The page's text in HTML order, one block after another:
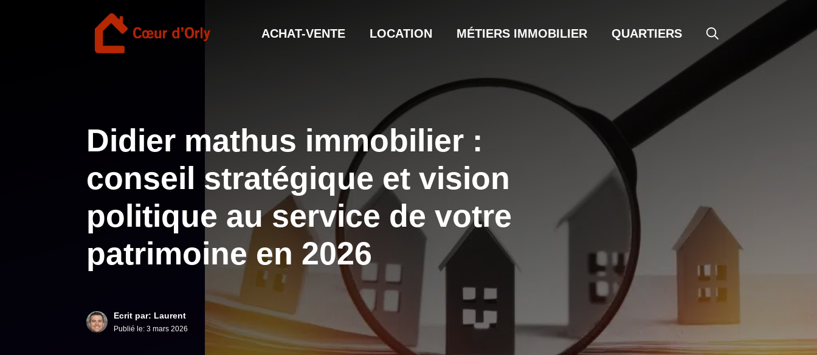
ACHAT-VENTE LOCATION MÉTIERS IMMOBILIER QUARTIERS
Didier mathus immobilier :
conseil stratégique et vision
politique au service de votre
patrimoine en 2026
Ecrit par: Laurent
Publié le: 3 mars 2026